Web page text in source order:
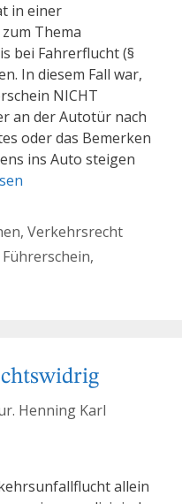
in einer
Thema
bei Fahrerflucht (§
In diesem Fall war,
NICHT
an der Autotür nach
oder das Bemerken
ins Auto steigen
, Verkehrsrecht
Führerschein,
Henning Karl
allein